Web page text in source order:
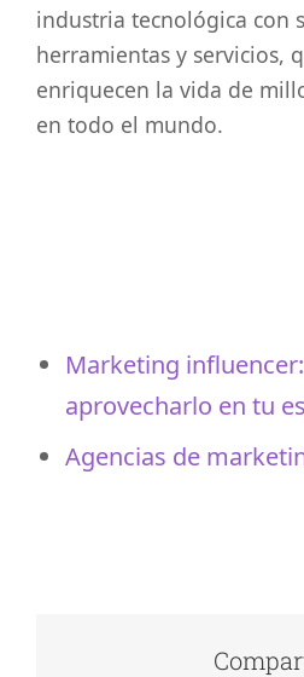
industria tecnológica con
herramientas y servicios,
enriquecen la vida de
en todo el mundo.
Marketing
aprovecharlo en tu
Agencias de